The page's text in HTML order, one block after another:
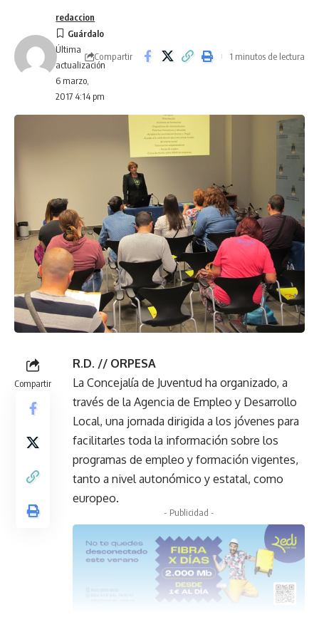
Última
actualización
6 marzo,
2017 4:14 pm
redaccion
Compartir 1 minutos de lectura
Compartir
R.D. // ORPESA
La Concejalía de Juventud ha organizado, a
través de la Agencia de Empleo y Desarrollo
Local, una jornada dirigida a los jóvenes para
facilitarles toda la información sobre los
programas de empleo y formación vigentes,
tanto a nivel autonómico y estatal, como
europeo.
- Publicidad -